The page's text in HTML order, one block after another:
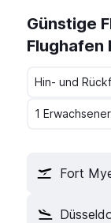
Günstige
Flughafen
Hin- und
1
Fort